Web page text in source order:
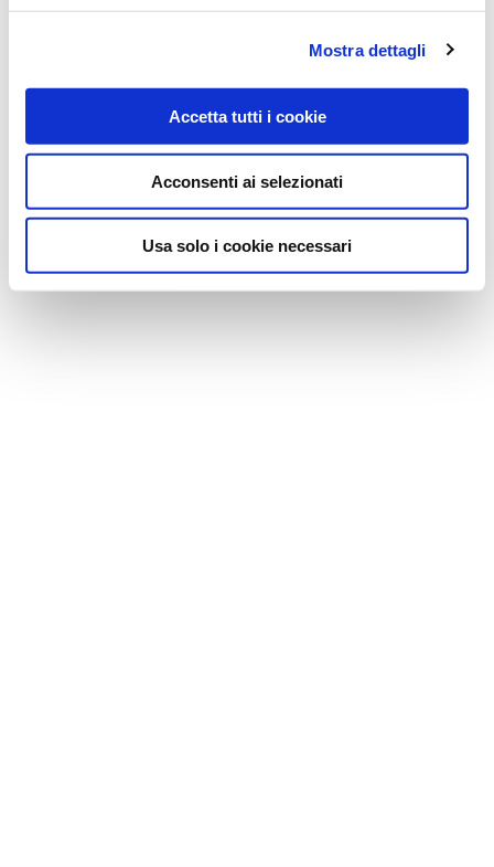
Mostra dettagli
Accetta tutti i cookie
Acconsenti ai selezionati
Usa solo i cookie necessari